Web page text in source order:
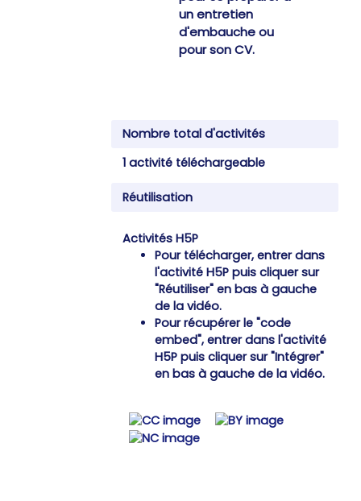
un entretien
d'embauche ou
pour son CV.
Nombre total d'activités
1 activité téléchargeable
Réutilisation
Activités H5P
Pour télécharger, entrer dans
l'activité H5P puis cliquer sur
"Réutiliser" en bas à gauche
de la vidéo.
Pour récupérer le "code
embed", entrer dans l'activité
H5P puis cliquer sur "Intégrer"
en bas à gauche de la vidéo.